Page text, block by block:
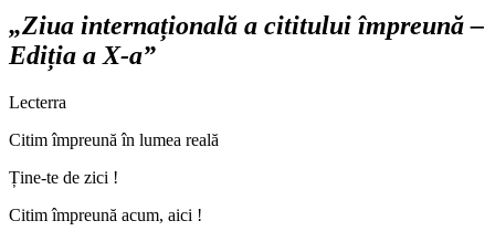
„Ziua internațională a cititului împreună –
Ediția a X-a”
Lecterra
Citim împreună în lumea reală
Ține-te de zici !
Citim împreună acum, aici !